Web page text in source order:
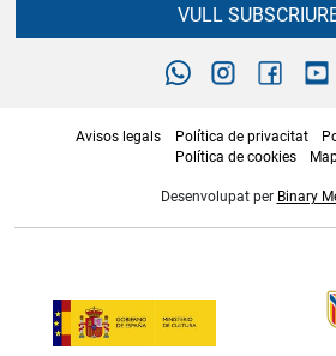
VULL
Avisos legals Política de privacitat
Política de cookies
Desenvolupat per Binary